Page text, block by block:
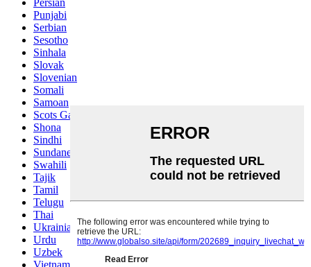
Persian
Punjabi
Serbian
Sesotho
Sinhala
Slovak
Slovenian
Somali
Samoan
Scots Gaelic
Shona
Sindhi
Sundanese
Swahili
Tajik
Tamil
Telugu
Thai
Ukrainian
Urdu
Uzbek